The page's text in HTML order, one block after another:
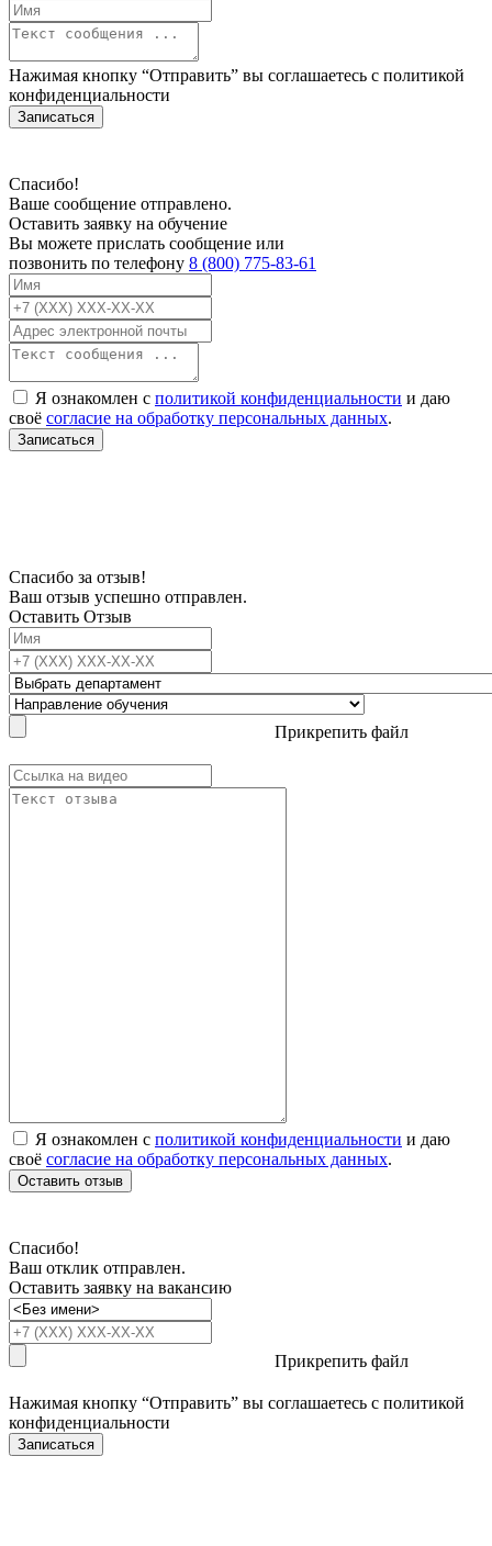
Нажимая кнопку “Отправить” вы соглашаетесь с политикой
конфиденциальности
Записаться
Спасибо!
Ваше сообщение отправлено.
Оставить заявку на обучение
Вы можете прислать сообщение или
позвонить по телефону 8 (800) 775-83-61
Я ознакомлен с политикой конфиденциальности и даю
своё согласие на обработку персональных данных.
Записаться
Спасибо за отзыв!
Ваш отзыв успешно отправлен.
Оставить Отзыв
Прикрепить файл
Я ознакомлен с политикой конфиденциальности и даю
своё согласие на обработку персональных данных.
Оставить отзыв
Спасибо!
Ваш отклик отправлен.
Оставить заявку на вакансию
Прикрепить файл
Нажимая кнопку “Отправить” вы соглашаетесь с политикой
конфиденциальности
Записаться